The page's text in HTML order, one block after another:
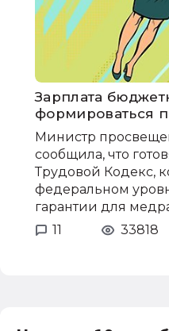
Зарплата
формироваться
Министр
сообщила, что
Трудовой Кодекс,
федеральном
гарантии для
11
33818